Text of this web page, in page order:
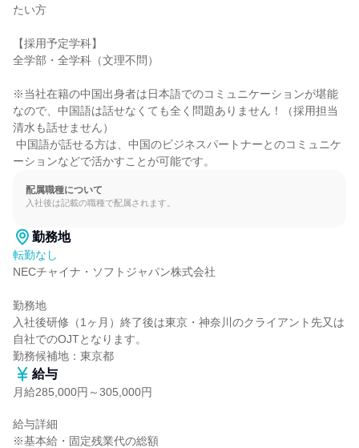
たい方
【採用予定学科】
全学部・全学科（文理不問）
※当社在籍の中国出身者は日本語でのコミュニケーションが堪能
なので、中国語は話せなくても全く問題ありません！（採用担当
清水も話せません）
ーションなどで活かすことが可能です。
配属職種について
入社後は記載の職種で配属されます。
勤務地
転勤なし
NECチャイナ・ソフトジャパン株式会社
勤務地
入社後研修（1ヶ月）終了後は東京・神奈川のクライアント先又は
自社でのOJTとなります。
勤務候補地：東京都
給与
月給285,000円～305,000円
給与詳細
※基本給・固定残業代の総額